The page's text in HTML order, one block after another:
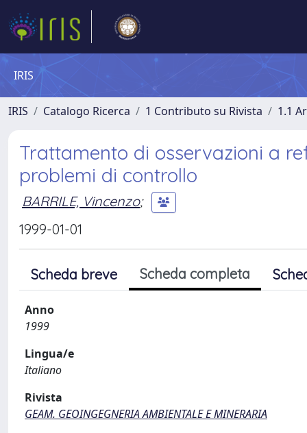
IRIS
IRIS Catalogo Ricerca 1 Contributo su Rivista 1.1
Trattamento di osservazioni a
problemi di controllo
BARRILE, Vincenzo;
1999-01-01
Scheda breve Scheda completa
Anno
1999
Lingua/e
Italiano
Rivista
GEAM. GEOINGEGNERIA AMBIENTALE E MINERARIA